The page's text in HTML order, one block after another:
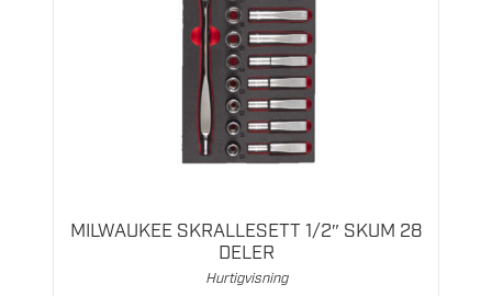
MILWAUKEE SKRALLESETT 1/2″ SKUM 28
DELER
Hurtigvisning